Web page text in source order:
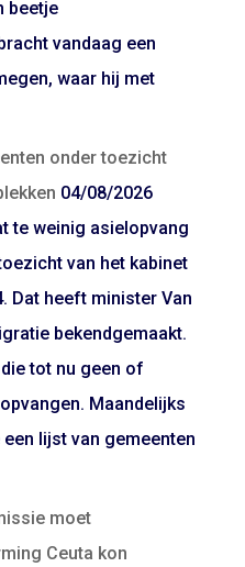
beetje
vandaag een
waar hij met
onder toezicht
04/08/2026
te weinig asielopvang
van het kabinet
Dat heeft minister Van
bekendgemaakt.
tot nu geen of
Maandelijks
lijst van gemeenten
moet
Ceuta kon